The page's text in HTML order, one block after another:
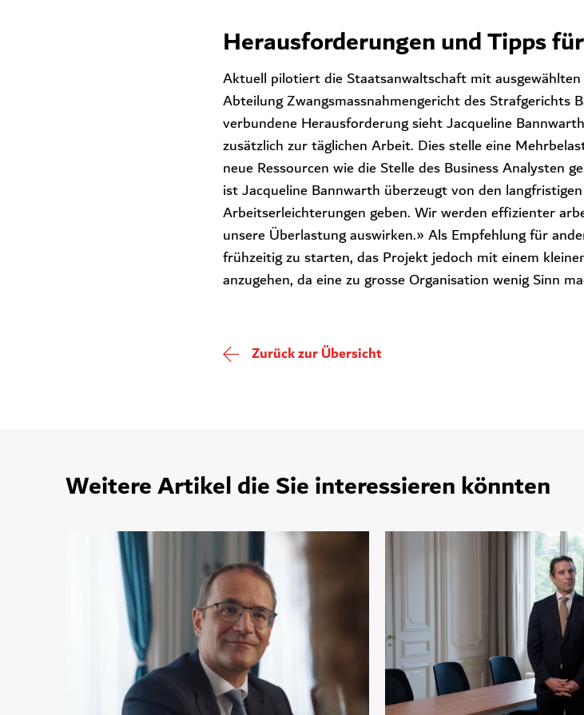
Herausforderungen und Tipps
Aktuell pilotiert die Staatsanwaltschaft mit
Abteilung Zwangsmassnahmengericht des Strafgerichts
verbundene Herausforderung sieht Jacqueline
zusätzlich zur täglichen Arbeit. Dies stelle eine
neue Ressourcen wie die Stelle des Business Analysten
ist Jacqueline Bannwarth überzeugt von den
Arbeitserleichterungen geben. Wir werden effizienter
unsere Überlastung auswirken.» Als Empfehlung für
frühzeitig zu starten, das Projekt jedoch mit einem
anzugehen, da eine zu grosse Organisation wenig Sinn
Zurück zur Übersicht
Weitere Artikel die Sie interessieren könnten